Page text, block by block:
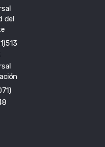
del